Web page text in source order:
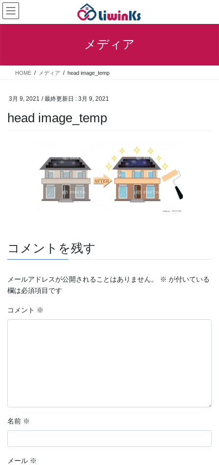
コ
ン
テ
移
ナ
ビ
ゲ
ン
メディア
HOME メディア head image_temp
3月 9, 2021 / 最終更新日 : 3月 9, 2021
head image_temp
コメントを残す
メールアドレスが公開されることはありません。 ※ が付いている
欄は必須項目です
コメント ※
名前 ※
メール ※